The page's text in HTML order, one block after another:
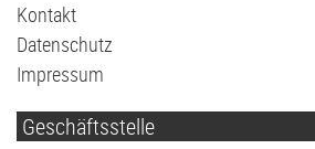
Kontakt
Datenschutz
Impressum
Geschäftsstelle